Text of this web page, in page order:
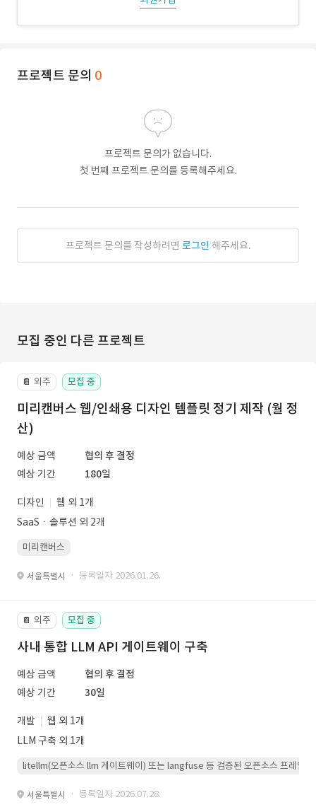
프로젝트 문의 0
프로젝트 문의가 없습니다.
첫 번째 프로젝트 문의를 등록해주세요.
프로젝트 문의를 작성하려면 로그인 해주세요.
모집 중인 다른 프로젝트
📔 외주 모집 중
미리캔버스 웹/인쇄용 디자인 템플릿 정기 제작 (월 정
산)
예상 금액
협의 후 결정
예상 기간
180일
디자인
웹 외 1개
SaaSㆍ솔루션 외 2개
미리캔버스
서울특별시 · 등록일자 2026.01.26.
📔 외주 모집 중
사내 통합 LLM API 게이트웨이 구축
예상 금액
협의 후 결정
예상 기간
30일
개발
웹 외 1개
LLM 구축 외 1개
litellm(오픈소스 llm 게이트웨이) 또는 langfuse 등 검증된 오픈소스 프레임워
서울특별시 · 등록일자 2026.07.28.